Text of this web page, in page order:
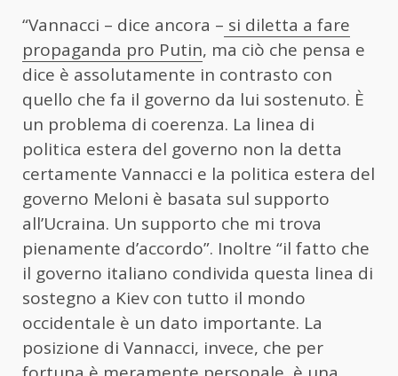
“Vannacci – dice ancora – si diletta a fare
propaganda pro Putin, ma ciò che pensa e
dice è assolutamente in contrasto con
quello che fa il governo da lui sostenuto. È
un problema di coerenza. La linea di
politica estera del governo non la detta
certamente Vannacci e la politica estera del
governo Meloni è basata sul supporto
all’Ucraina. Un supporto che mi trova
pienamente d’accordo”. Inoltre “il fatto che
il governo italiano condivida questa linea di
sostegno a Kiev con tutto il mondo
occidentale è un dato importante. La
posizione di Vannacci, invece, che per